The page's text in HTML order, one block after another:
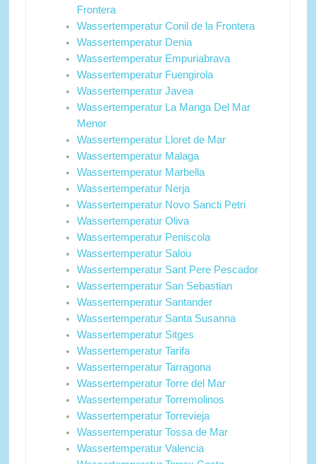
Frontera
Wassertemperatur Conil de la Frontera
Wassertemperatur Denia
Wassertemperatur Empuriabrava
Wassertemperatur Fuengirola
Wassertemperatur Javea
Wassertemperatur La Manga Del Mar
Menor
Wassertemperatur Lloret de Mar
Wassertemperatur Malaga
Wassertemperatur Marbella
Wassertemperatur Nerja
Wassertemperatur Novo Sancti Petri
Wassertemperatur Oliva
Wassertemperatur Peniscola
Wassertemperatur Salou
Wassertemperatur Sant Pere Pescador
Wassertemperatur San Sebastian
Wassertemperatur Santander
Wassertemperatur Santa Susanna
Wassertemperatur Sitges
Wassertemperatur Tarifa
Wassertemperatur Tarragona
Wassertemperatur Torre del Mar
Wassertemperatur Torremolinos
Wassertemperatur Torrevieja
Wassertemperatur Tossa de Mar
Wassertemperatur Valencia